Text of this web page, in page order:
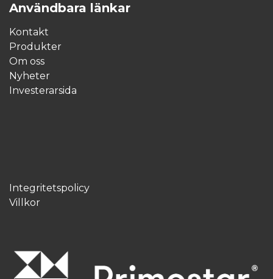
Användbara länkar
Kontakt
Produkter
Om oss
Nyheter
Investerarsida
Integritetspolicy
Villkor